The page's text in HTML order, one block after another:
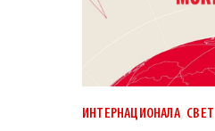
ИНТЕРНАЦИОНАЛА, СВЕТ